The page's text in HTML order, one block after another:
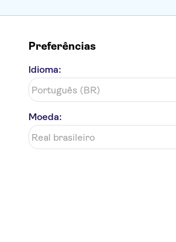
Preferências
Idioma:
Moeda: